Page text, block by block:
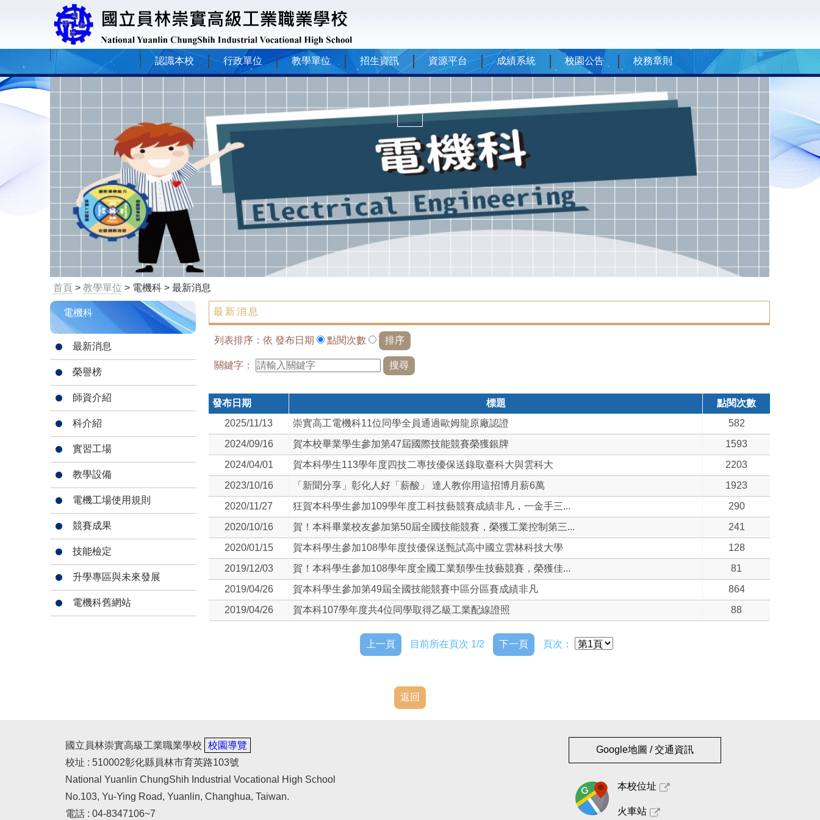
認識本校 行政單位 教學單位 招生資訊 資源平台 成績系統 校園公告 校務章則
首頁 > 教學單位 > 電機科 > 最新消息
電機科
最新消息
榮譽榜
師資介紹
科介紹
實習工場
教學設備
電機工場使用規則
競賽成果
技能檢定
升學專區與未來發展
電機科舊網站
最新消息
列表排序：依 發布日期 點閱次數
關鍵字：
發布日期 標題
點閱次數
2025/11/13
崇實高工電機科11位同學全員通過歐姆龍原廠認證
582
2024/09/16
賀本校畢業學生參加第47屆國際技能競賽榮獲銀牌
1593
2024/04/01
賀本科學生113學年度四技二專技優保送錄取臺科大與雲科大
2203
2023/10/16
「新聞分享」彰化人好「薪酸」 達人教你用這招博月薪6萬
1923
2020/11/27
狂賀本科學生參加109學年度工科技藝競賽成績非凡，一金手三...
290
2020/10/16
賀！本科畢業校友參加第50屆全國技能競賽，榮獲工業控制第三...
241
2020/01/15
賀本科學生參加108學年度技優保送甄試高中國立雲林科技大學
128
2019/12/03
賀！本科學生參加108學年度全國工業類學生技藝競賽，榮獲佳...
81
2019/04/26
賀本科學生參加第49屆全國技能競賽中區分區賽成績非凡
864
2019/04/26
賀本科107學年度共4位同學取得乙級工業配線證照 88
上一頁 目前所在頁次 1/2 下一頁 頁次：
返回
國立員林崇實高級工業職業學校
校園導覽
校址 : 510002彰化縣員林市育英路103號
National Yuanlin ChungShih Industrial Vocational High School
No.103, Yu-Ying Road, Yuanlin, Changhua, Taiwan.
電話 : 04-8347106~7
Google地圖 / 交通資訊
本校位址
火車站